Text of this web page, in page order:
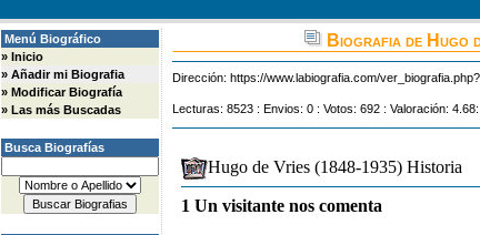
Menú Biográfico
» Inicio
» Añadir mi Biografia
» Modificar Biografía
» Las más Buscadas
Busca Biografías
Biografia de Hugo
Dirección: https://www.labiografia.com/
Lecturas: 8523 : Envios: 0 : Votos: 692 : Valoración:
Hugo de Vries (1848-1935) Historia
1 Un visitante nos comenta